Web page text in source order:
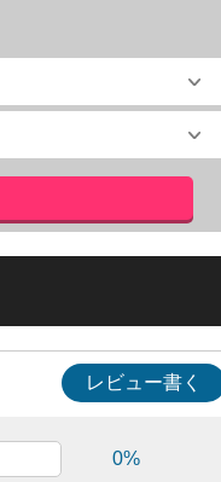
レビュー書く
0%